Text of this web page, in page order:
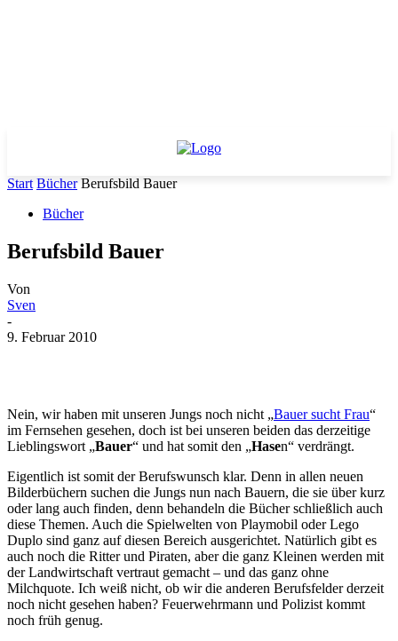
Start Bücher Berufsbild Bauer
Bücher
Berufsbild Bauer
Von
Sven
-
9. Februar 2010
Nein, wir haben mit unseren Jungs noch nicht „Bauer sucht Frau“
im Fernsehen gesehen, doch ist bei unseren beiden das derzeitige
Lieblingswort „Bauer“ und hat somit den „Hasen“ verdrängt.
Eigentlich ist somit der Berufswunsch klar. Denn in allen neuen
Bilderbüchern suchen die Jungs nun nach Bauern, die sie über kurz
oder lang auch finden, denn behandeln die Bücher schließlich auch
diese Themen. Auch die Spielwelten von Playmobil oder Lego
Duplo sind ganz auf diesen Bereich ausgerichtet. Natürlich gibt es
auch noch die Ritter und Piraten, aber die ganz Kleinen werden mit
der Landwirtschaft vertraut gemacht – und das ganz ohne
Milchquote. Ich weiß nicht, ob wir die anderen Berufsfelder derzeit
noch nicht gesehen haben? Feuerwehrmann und Polizist kommt
noch früh genug.